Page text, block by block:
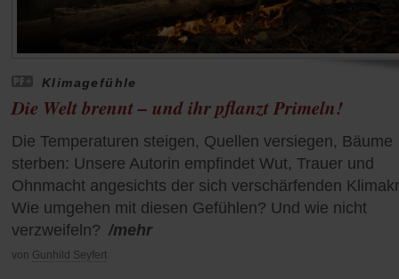
Klimagefühle
Die Welt brennt – und ihr pflanzt Primeln!
Die Temperaturen steigen, Quellen versiegen, Bäume
sterben: Unsere Autorin empfindet Wut, Trauer und
Ohnmacht angesichts der sich verschärfenden
Wie umgehen mit diesen Gefühlen? Und wie nicht
verzweifeln? /mehr
von Gunhild Seyfert